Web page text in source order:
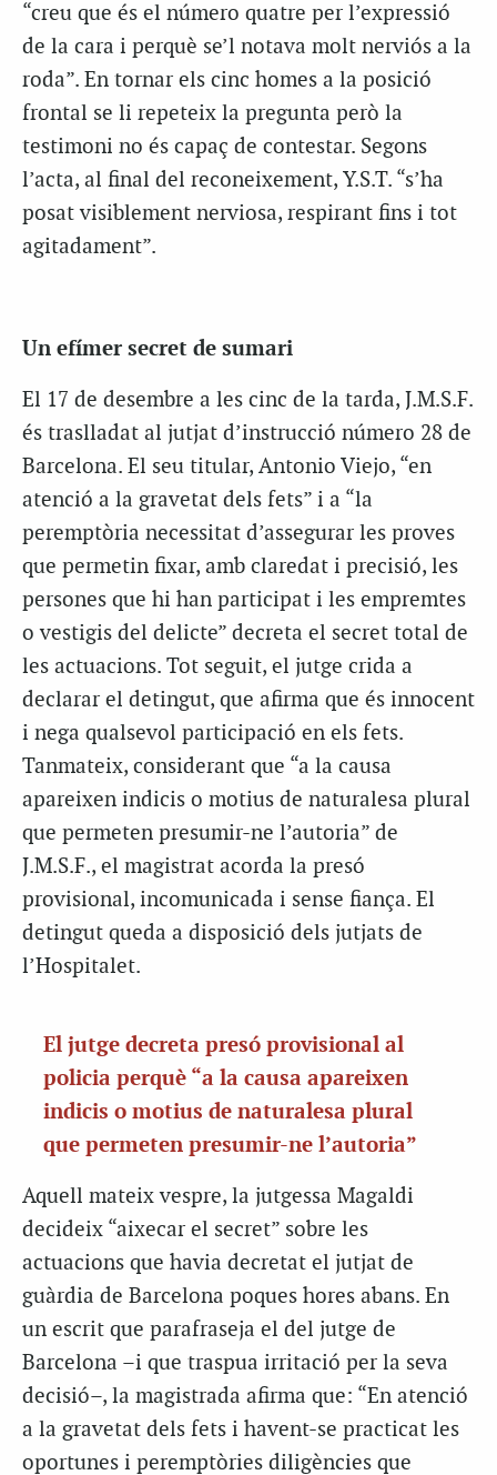
“creu que és el número quatre per l’expressió
de la cara i perquè se’l notava molt nerviós a la
roda”. En tornar els cinc homes a la posició
frontal se li repeteix la pregunta però la
testimoni no és capaç de contestar. Segons
l’acta, al final del reconeixement, Y.S.T. “s’ha
posat visiblement nerviosa, respirant fins i tot
agitadament”.
Un efímer secret de sumari
El 17 de desembre a les cinc de la tarda, J.M.S.F.
és traslladat al jutjat d’instrucció número 28 de
Barcelona. El seu titular, Antonio Viejo, “en
atenció a la gravetat dels fets” i a “la
peremptòria necessitat d’assegurar les proves
que permetin fixar, amb claredat i precisió, les
persones que hi han participat i les empremtes
o vestigis del delicte” decreta el secret total de
les actuacions. Tot seguit, el jutge crida a
declarar el detingut, que afirma que és innocent
i nega qualsevol participació en els fets.
Tanmateix, considerant que “a la causa
apareixen indicis o motius de naturalesa plural
que permeten presumir-ne l’autoria” de
J.M.S.F., el magistrat acorda la presó
provisional, incomunicada i sense fiança. El
detingut queda a disposició dels jutjats de
l’Hospitalet.
El jutge decreta presó provisional al
policia perquè “a la causa apareixen
indicis o motius de naturalesa plural
que permeten presumir-ne l’autoria”
Aquell mateix vespre, la jutgessa Magaldi
decideix “aixecar el secret” sobre les
actuacions que havia decretat el jutjat de
guàrdia de Barcelona poques hores abans. En
un escrit que parafraseja el del jutge de
Barcelona –i que traspua irritació per la seva
decisió–, la magistrada afirma que: “En atenció
a la gravetat dels fets i havent-se practicat les
oportunes i peremptòries diligències que